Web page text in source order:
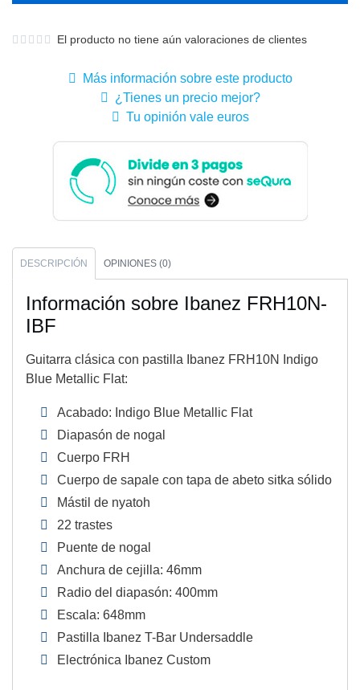
El producto no tiene aún valoraciones de clientes
Más información sobre este producto
¿Tienes un precio mejor?
Tu opinión vale euros
DESCRIPCIÓN OPINIONES (0)
Información sobre Ibanez FRH10N-
IBF
Guitarra clásica con pastilla Ibanez FRH10N Indigo
Blue Metallic Flat:
Acabado: Indigo Blue Metallic Flat
Diapasón de nogal
Cuerpo FRH
Cuerpo de sapale con tapa de abeto sitka sólido
Mástil de nyatoh
22 trastes
Puente de nogal
Anchura de cejilla: 46mm
Radio del diapasón: 400mm
Escala: 648mm
Pastilla Ibanez T-Bar Undersaddle
Electrónica Ibanez Custom